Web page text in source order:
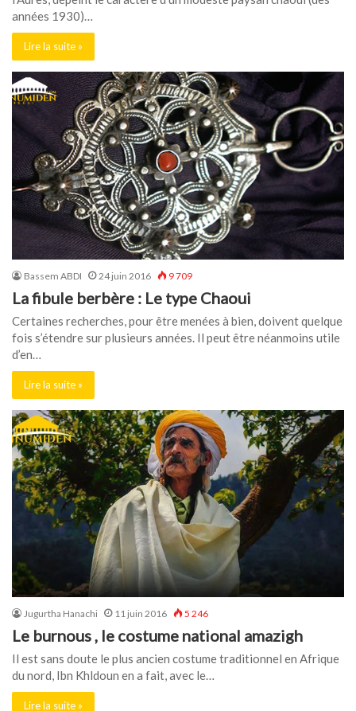
années 1930)…
Lire la suite »
Bassem ABDI 24 juin 2016 9 709
La fibule berbère : Le type Chaoui
Certaines recherches, pour être menées à bien, doivent quelque
fois s’étendre sur plusieurs années. Il peut être néanmoins utile
d’en…
Lire la suite »
Jugurtha Hanachi 11 juin 2016 5 246
Le burnous , le costume national amazigh
Il est sans doute le plus ancien costume traditionnel en Afrique
du nord, Ibn Khldoun en a fait, avec le…
Lire la suite »